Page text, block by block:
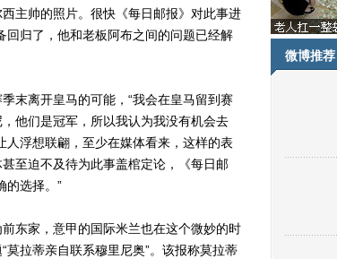
主帅的照片。很快《每日邮报》对此事进
回归了，他和老板阿布之间的问题已经解
离开皇马的可能，“我会在皇马留到赛
他们是冠军，所以我认为我没有机会去
人浮想联翩，至少在媒体看来，这样的表
至迫不及待为此事盖棺定论，《每日邮
的选择。”
东家，意甲的国际米兰也在这个微妙的时
拉蒂亲自联系穆里尼奥”。该报称莫拉蒂
微博推荐